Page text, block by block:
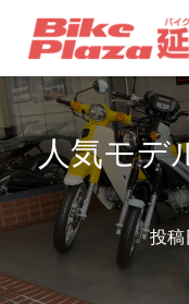
人気モ
投